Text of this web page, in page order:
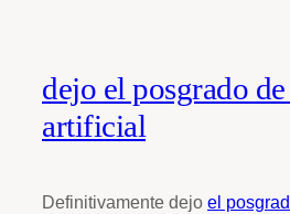
dejo el posgrado
artificial
Definitivamente dejo el